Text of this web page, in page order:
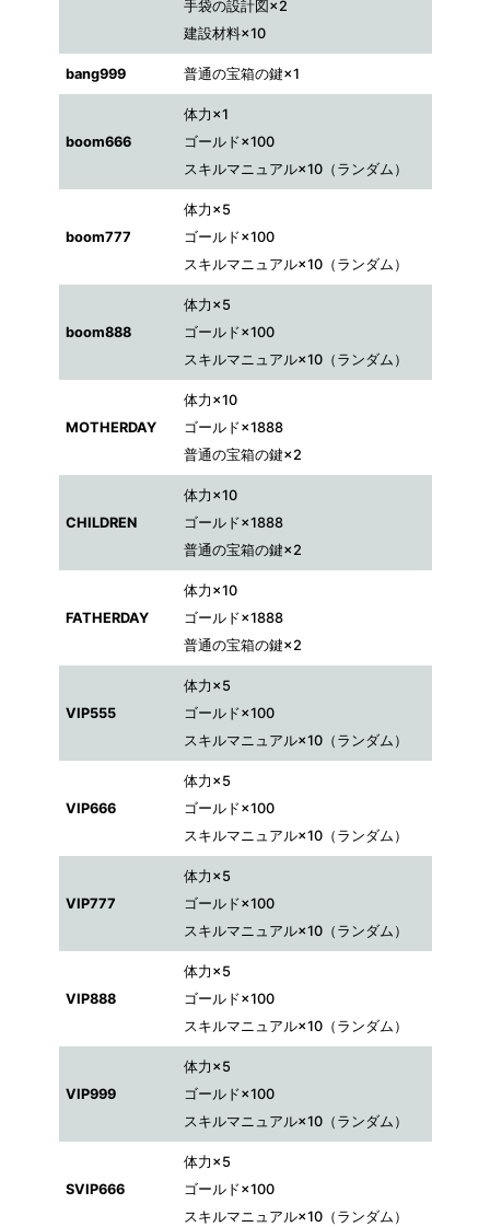
手袋の設計図×2
建設材料×10
bang999 普通の宝箱の鍵×1
boom666
体力×1
ゴールド×100
スキルマニュアル×10（ランダム）
boom777
体力×5
ゴールド×100
スキルマニュアル×10（ランダム）
boom888
体力×5
ゴールド×100
スキルマニュアル×10（ランダム）
MOTHERDAY
体力×10
ゴールド×1888
普通の宝箱の鍵×2
CHILDREN
体力×10
ゴールド×1888
普通の宝箱の鍵×2
FATHERDAY
体力×10
ゴールド×1888
普通の宝箱の鍵×2
VIP555
体力×5
ゴールド×100
スキルマニュアル×10（ランダム）
VIP666
体力×5
ゴールド×100
スキルマニュアル×10（ランダム）
VIP777
体力×5
ゴールド×100
スキルマニュアル×10（ランダム）
VIP888
体力×5
ゴールド×100
スキルマニュアル×10（ランダム）
VIP999
体力×5
ゴールド×100
スキルマニュアル×10（ランダム）
SVIP666
体力×5
ゴールド×100
スキルマニュアル×10（ランダム）